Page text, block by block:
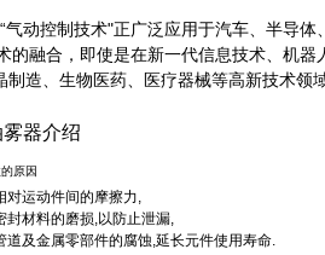
气动控制技术"正广泛应用于汽车、半导
的融合，即使是在新一代信息技术、机
制造、生物医药、医疗器械等高新技术领
器介绍
原因
对运动件间的摩擦力,
封材料的磨损,以防止泄漏,
道及金属零部件的腐蚀,延长元件使用寿命.